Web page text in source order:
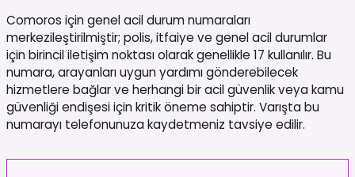
Comoros için genel acil durum numaraları
merkezileştirilmiştir; polis, itfaiye ve genel acil durumlar
için birincil iletişim noktası olarak genellikle 17 kullanılır. Bu
numara, arayanları uygun yardımı gönderebilecek
hizmetlere bağlar ve herhangi bir acil güvenlik veya kamu
güvenliği endişesi için kritik öneme sahiptir. Varışta bu
numarayı telefonunuza kaydetmeniz tavsiye edilir.